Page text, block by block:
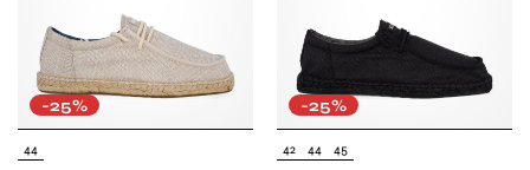
-25%
44
-25%
42 44 45